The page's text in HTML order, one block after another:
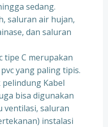
sedang.
saluran air hujan,
dan saluran
tipe C merupakan
yang paling tipis.
Kabel
bisa digunakan
ventilasi, saluran
instalasi